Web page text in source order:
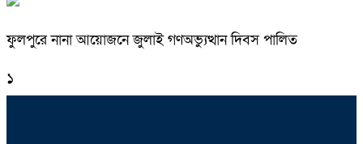
ফুলপুরে নানা আয়োজনে জুলাই গণঅভ্যুত্থান দিবস পালিত
১